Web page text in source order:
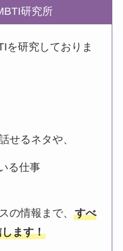
研究所
を研究しておりま
せるネタや、
る仕事
の情報まで、すべ
ます！